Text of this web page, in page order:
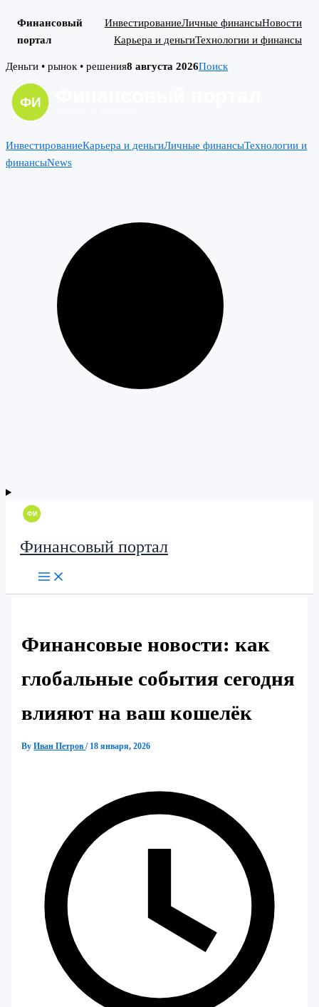
Финансовый
портал
ИнвестированиеЛичные финансыНовости
Карьера и деньгиТехнологии и финансы
Skip
content
Деньги • рынок • решения8 августа 2026Поиск
ИнвестированиеКарьера и деньгиЛичные финансыТехнологии и
финансыNews
Финансовый портал
Финансовые новости: как
глобальные события сегодня
влияют на ваш кошелёк
ByИван Петров/ 18 января, 2026